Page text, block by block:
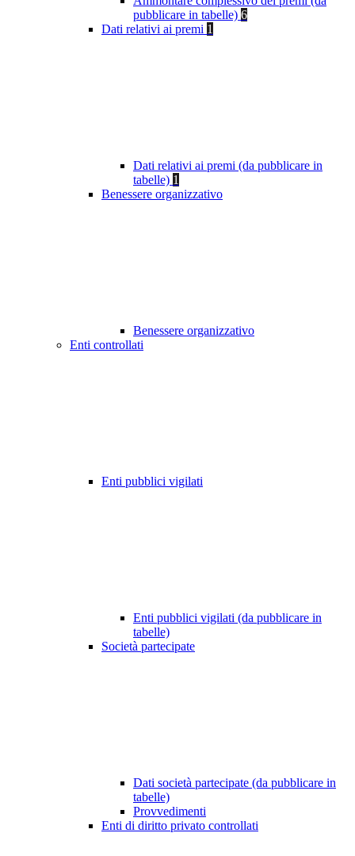
pubblicare in tabelle) 6
Dati relativi ai premi 1
Dati relativi ai premi (da pubblicare in
tabelle) 1
Benessere organizzativo
Benessere organizzativo
Enti controllati
Enti pubblici vigilati
Enti pubblici vigilati (da pubblicare in
tabelle)
Società partecipate
Dati società partecipate (da pubblicare in
tabelle)
Provvedimenti
Enti di diritto privato controllati